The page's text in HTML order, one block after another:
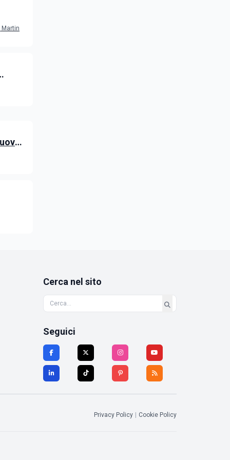
Martin
Cerca nel sito
Seguici
Privacy Policy | Cookie Policy